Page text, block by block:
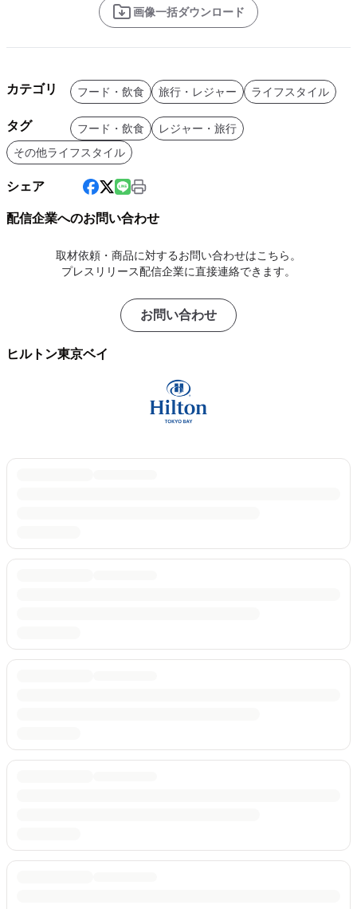
画像一括ダウンロード
カテゴリ フード・飲食 旅行・レジャー ライフスタイル
タグ フード・飲食
レジャー・旅行
その他ライフスタイル
シェア
配信企業へのお問い合わせ
取材依頼・商品に対するお問い合わせはこちら。
プレスリリース配信企業に直接連絡できます。
お問い合わせ
ヒルトン東京ベイ